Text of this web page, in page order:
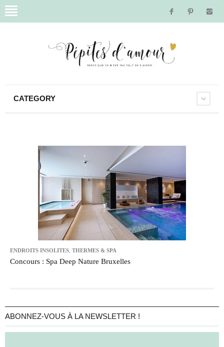
CATEGORY
ENDROITS INSOLITES THERMES & SPA
Concours : Spa Deep Nature Bruxelles
ABONNEZ-VOUS À LA NEWSLETTER !